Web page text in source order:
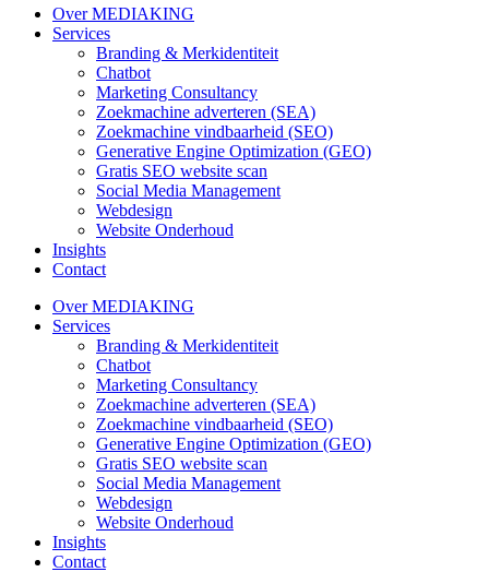
Over MEDIAKING
Services
Branding & Merkidentiteit
Chatbot
Marketing Consultancy
Zoekmachine adverteren (SEA)
Zoekmachine vindbaarheid (SEO)
Generative Engine Optimization (GEO)
Gratis SEO website scan
Social Media Management
Webdesign
Website Onderhoud
Insights
Contact
Over MEDIAKING
Services
Branding & Merkidentiteit
Chatbot
Marketing Consultancy
Zoekmachine adverteren (SEA)
Zoekmachine vindbaarheid (SEO)
Generative Engine Optimization (GEO)
Gratis SEO website scan
Social Media Management
Webdesign
Website Onderhoud
Insights
Contact